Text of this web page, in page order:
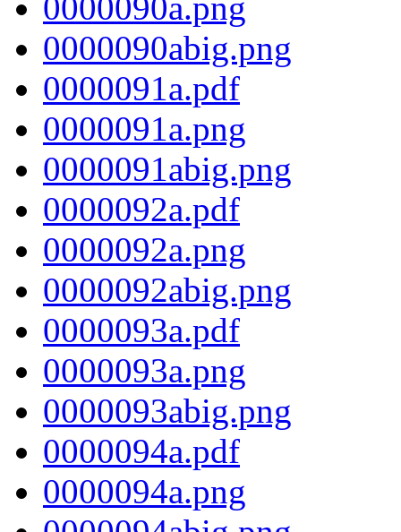
0000090a.png
0000090abig.png
0000091a.pdf
0000091a.png
0000091abig.png
0000092a.pdf
0000092a.png
0000092abig.png
0000093a.pdf
0000093a.png
0000093abig.png
0000094a.pdf
0000094a.png